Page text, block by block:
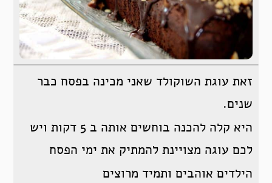
זאת עוגת השוקולד שאני מכינה בפסח כבר
שנים.
היא קלה להכנה בוחשים אותה ב 5 דקות ויש
לכם עוגה מצויינת להמתיק את ימי הפסח
הילדים אוהבים ותמיד מרוצים